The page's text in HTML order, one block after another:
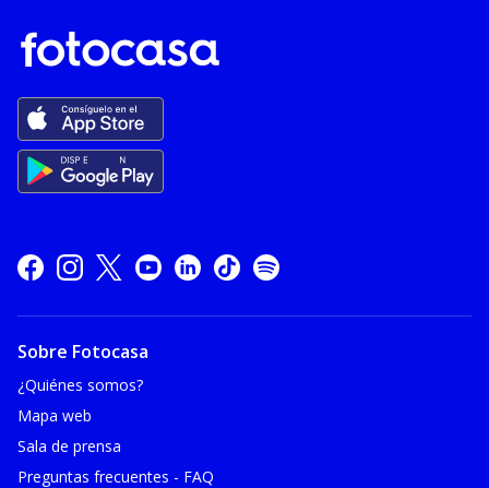
Sobre Fotocasa
¿Quiénes somos?
Mapa web
Sala de prensa
Preguntas frecuentes - FAQ